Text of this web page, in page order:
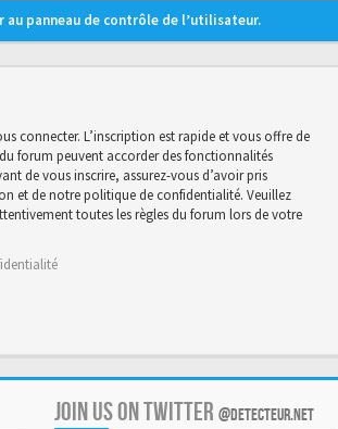
au panneau de contrôle de l’utilisateur.
connecter. L’inscription est rapide et vous offre de
forum peuvent accorder des fonctionnalités
de vous inscrire, assurez-vous d’avoir pris
et de notre politique de confidentialité. Veuillez
toutes les règles du forum lors de votre
JOIN US ON TWITTER @DETECTEUR.NET